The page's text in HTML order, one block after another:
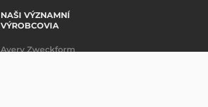
NAŠI VÝZNAMNÍ
VÝROBCOVIA
Avery Zweckform